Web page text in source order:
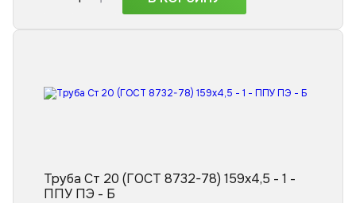
Труба Ст 20 (ГОСТ 8732-78) 159x4,5 - 1 -
ППУ ПЭ - Б